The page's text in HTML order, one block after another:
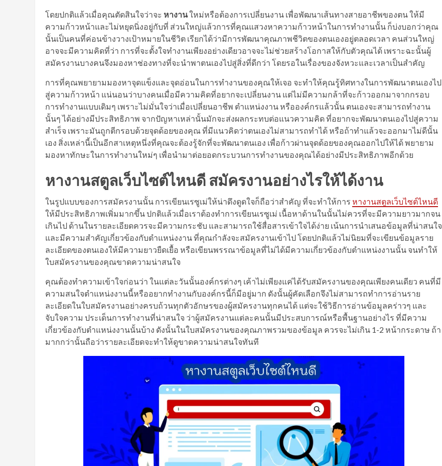
โดยปกติแล้วเมื่อคุณตัดสินใจว่าจะ หางานใหม่หรือต้องการเปลี่ยนงาน เพื่อพัฒนาเส้นทางสายอาชีพของตน ให้มี
ความก้าวหน้าและไม่หยุดนิ่งอยู่กับที่ ส่วนใหญ่แล้วการที่คุณแสวงหาความก้าวหน้าในการทำงานนั้น ก็บ่งบอกว่าคุณ
นั้นเป็นคนที่ค่อนข้างวางเป้าหมายในชีวิต เรียกได้ว่ามีการพัฒนาคุณภาพชีวิตของตนเองอยู่ตลอดเวลา คนส่วนใหญ่
อาจจะมีความคิดที่ว่า การที่จะตั้งใจทำงานเพียงอย่างเดียวอาจจะไม่ช่วยสร้างโอกาสให้กับตัวคุณได้ เพราะฉะนั้นผู้
สมัครงานบางคนจึงมองหาช่องทางที่จะนำพาตนเองไปสู่สิ่งที่ดีกว่า โดยรอในเรื่องของจังหวะและเวลาเป็นสำคัญ
การที่คุณพยายามมองหาจุดแข็งและจุดอ่อนในการทำงานของคุณให้เจอ จะทำให้คุณรู้ทิศทางในการพัฒนาตนเองไป
สู่ความก้าวหน้า แน่นอนว่าบางคนเมื่อมีความคิดที่อยากจะเปลี่ยนงาน แต่ไม่มีความกล้าที่จะก้าวออกมาจากกรอบ
การทำงานแบบเดิมๆ เพราะไม่มั่นใจว่าเมื่อเปลี่ยนอาชีพ ตำแหน่งงาน หรือองค์กรแล้วนั้น ตนเองจะสามารถทำงาน
นั้นๆ ได้อย่างมีประสิทธิภาพ จากปัญหาเหล่านั้นมักจะส่งผลกระทบต่อแนวความคิด ที่อยากจะพัฒนาตนเองไปสู่ความ
สำเร็จ เพราะมันถูกตีกรอบด้วยจุดด้อยของคุณ ที่มีแนวคิดว่าตนเองไม่สามารถทำได้ หรือถ้าทำแล้วจะออกมาไม่ดีนั้น
เอง สิ่งเหล่านี้เป็นอีกสาเหตุหนึ่งที่คุณจะต้องรู้จักที่จะพัฒนาตนเอง เพื่อก้าวผ่านจุดด้อยของคุณออกไปให้ได้ พยายาม
มองหาทักษะในการทำงานใหม่ๆ เพื่อนำมาต่อยอดกระบวนการทำงานของคุณได้อย่างมีประสิทธิภาพอีกด้วย
หางานสตูลเว็บไซต์ไหนดี สมัครงานอย่างไรให้ได้งาน
ในรูปแบบของการสมัครงานนั้น การเขียนเรซูเม่ให้น่าดึงดูดใจก็ถือว่าสำคัญ ที่จะทำให้การ หางานสตูลเว็บไซต์ไหนดี
ให้มีประสิทธิภาพเพิ่มมากขึ้น ปกติแล้วเมื่อเราต้องทำการเขียนเรซูเม่ เนื้อหาด้านในนั้นไม่ควรที่จะมีความยาวมากจน
เกินไป ด้านในรายละเอียดควรจะมีความกระชับ และสามารถใช้สื่อสารเข้าใจได้ง่าย เน้นการนำเสนอข้อมูลที่น่าสนใจ
และมีความสำคัญเกี่ยวข้องกับตำแหน่งงาน ที่คุณกำลังจะสมัครงานเข้าไป โดยปกติแล้วไม่นิยมที่จะเขียนข้อมูลราย
ละเอียดของตนเองให้มีความยาวยืดเยื้อ หรือเขียนพรรณาข้อมูลที่ไม่ได้มีความเกี่ยวข้องกับตำแหน่งงานนั้น จนทำให้
ใบสมัครงานของคุณขาดความน่าสนใจ
คุณต้องทำความเข้าใจก่อนว่า ในแต่ละวันนั้นองค์กรต่างๆ เค้าไม่เพียงแค่ได้รับสมัครงานของคุณเพียงคนเดียว คนที่มี
ความสนใจตำแหน่งงานนี้หรืออยากทำงานกับองค์กรนี้ก็มีอยู่มาก ดังนั้นผู้คัดเลือกจึงไม่สามารถทำการอ่านราย
ละเอียดในใบสมัครงานอย่างครบถ้วนทุกตัวอักษรของผู้สมัครงานทุกคนได้ แต่จะใช้วิธีการอ่านข้อมูลคร่าวๆ และ
จับใจความ ประเด็นการทำงานที่น่าสนใจ ว่าผู้สมัครงานแต่ละคนนั้นมีประสบการณ์หรือพื้นฐานอย่างไร ที่มีความ
เกี่ยวข้องกับตำแหน่งงานนั้นบ้าง ดังนั้นในใบสมัครงานของคุณภาพรวมของข้อมูล ควรจะไม่เกิน 1-2 หน้ากระดาษ ถ้า
มากกว่านั้นถือว่ารายละเอียดจะทำให้ดูขาดความน่าสนใจทันที